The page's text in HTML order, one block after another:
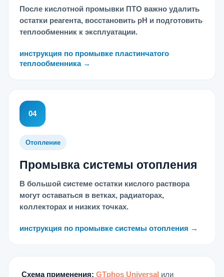
После кислотной промывки ПТО важно удалить
остатки реагента, восстановить pH и подготовить
теплообменник к эксплуатации.
инструкция по промывке пластинчатого
теплообменника →
04
Отопление
Промывка системы отопления
В большой системе остатки кислого раствора
могут оставаться в ветках, радиаторах,
коллекторах и низких точках.
инструкция по промывке системы отопления →
Схема применения: GTphos Universal или